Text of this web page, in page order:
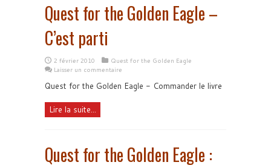
Quest for the Golden Eagle –
C’est parti
2 février 2010
Quest for the Golden Eagle
Laisser un commentaire
Quest for the Golden Eagle - Commander le livre
Lire la suite...
Quest for the Golden Eagle :